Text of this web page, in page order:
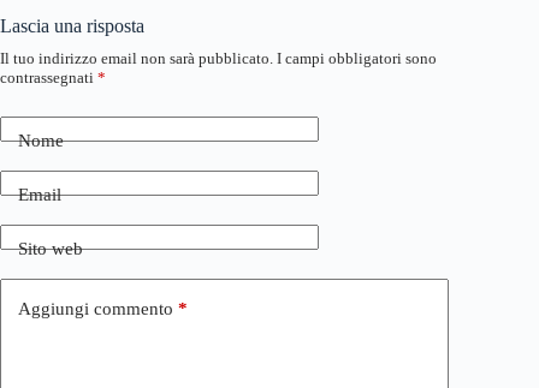
Lascia una risposta
Il tuo indirizzo email non sarà pubblicato. I campi obbligatori sono
contrassegnati *
Nome
Email
Sito web
Aggiungi commento *